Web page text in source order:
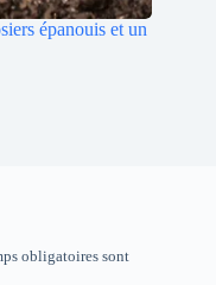
épanouis et un
obligatoires sont